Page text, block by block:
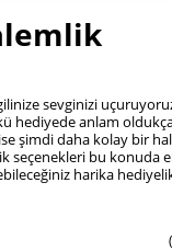
sevginizi
hediyede anlam
şimdi daha kolay bir
seçenekleri bu konuda
harika